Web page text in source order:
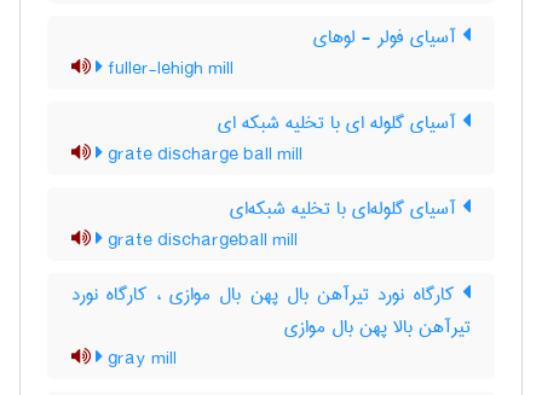
آسیای فولر - لوهای
fuller-lehigh mill
آسیای گلوله ای با تخلیه شبکه ای
grate discharge ball mill
آسیای گلوله‌ای با تخلیه شبکه‌ای
grate dischargeball mill
کارگاه نورد تیرآهن بال پهن بال موازی ، کارگاه نورد
تیرآهن بالا پهن بال موازی
gray mill